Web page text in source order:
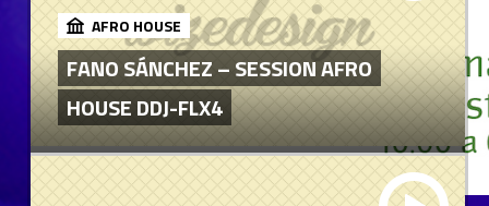
AFRO HOUSE
FANO SÁNCHEZ – SESSION AFRO
HOUSE DDJ-FLX4